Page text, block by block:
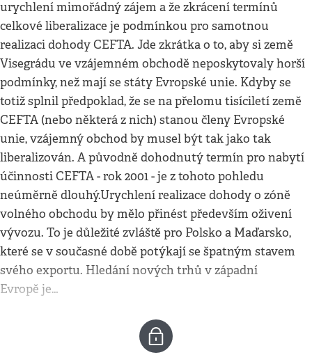
urychlení mimořádný zájem a že zkrácení termínů
celkové liberalizace je podmínkou pro samotnou
realizaci dohody CEFTA. Jde zkrátka o to, aby si země
Visegrádu ve vzájemném obchodě neposkytovaly horší
podmínky, než mají se státy Evropské unie. Kdyby se
totiž splnil předpoklad, že se na přelomu tisíciletí země
CEFTA (nebo některá z nich) stanou členy Evropské
unie, vzájemný obchod by musel být tak jako tak
liberalizován. A původně dohodnutý termín pro nabytí
účinnosti CEFTA - rok 2001 - je z tohoto pohledu
neúměrně dlouhý.Urychlení realizace dohody o zóně
volného obchodu by mělo přinést především oživení
vývozu. To je důležité zvláště pro Polsko a Maďarsko,
které se v současné době potýkají se špatným stavem
svého exportu. Hledání nových trhů v západní
Evropě je…